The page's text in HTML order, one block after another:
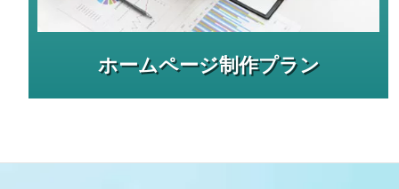
ホームページ制作プラン